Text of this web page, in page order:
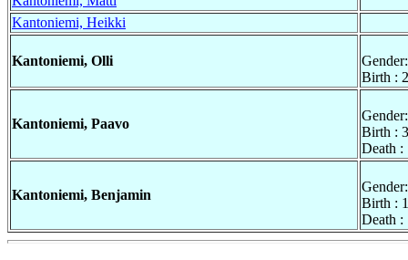
Kantoniemi, Heikki
Kantoniemi, Olli
Birth :
Kantoniemi, Paavo
Birth :
Death :
Kantoniemi, Benjamin
Birth :
Death :